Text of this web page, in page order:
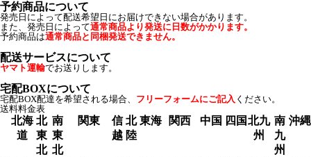
予約商品について
発売日によって配送希望日にお届けできない場合があります。
また、発売日によって通常商品より発送に日数がかかります。
予約商品は通常商品と同梱発送できません。
配送サービスについて
ヤマト運輸でお送りします。
宅配BOXについて
宅配BOX配達を希望される場合、 フリーフォームにご記入 ください。
送料料金表
北海
道
北
東
北
南
東
北
関東
信
越
北
陸
東海 関西 中国 四国北九
州
南
九
州
沖縄